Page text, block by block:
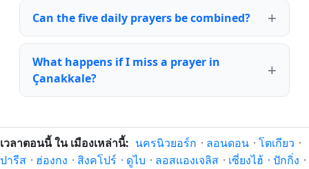
Can the five daily prayers be combined?
What happens if I miss a prayer in
Çanakkale?
เวลาตอนนี้ ใน เมืองเหล่านี้: นครนิวยอร์ก · ลอนดอน · โตเกียว ·
ปารีส · ฮ่องกง · สิงคโปร์ · ดูไบ · ลอสแองเจลิส · เซี่ยงไฮ้ · ปักกิ่ง ·